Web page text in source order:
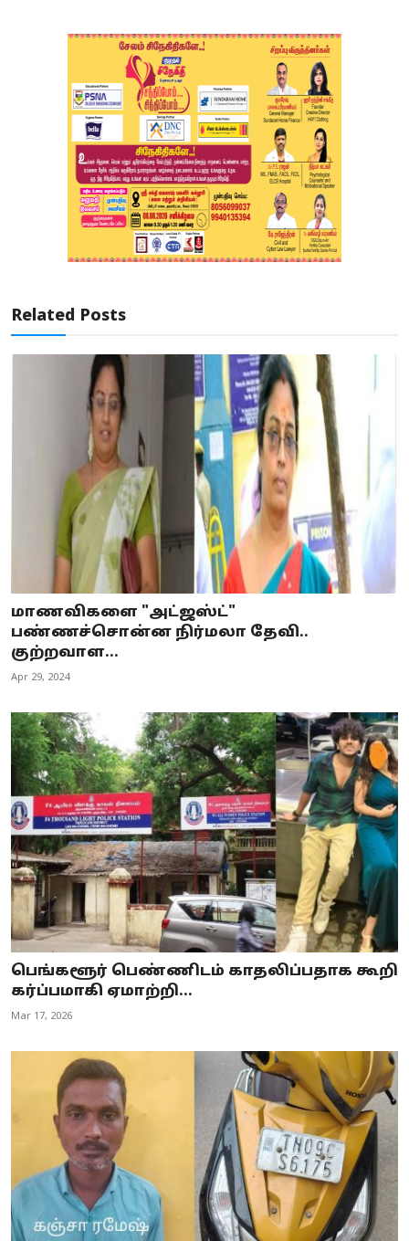
Related Posts
மாணவிகளை "அட்ஜஸ்ட்"
பண்ணச்சொன்ன நிர்மலா தேவி..
குற்றவாள...
Apr 29, 2024
பெங்களூர் பெண்ணிடம் காதலிப்பதாக கூறி
கர்ப்பமாகி ஏமாற்றி...
Mar 17, 2026